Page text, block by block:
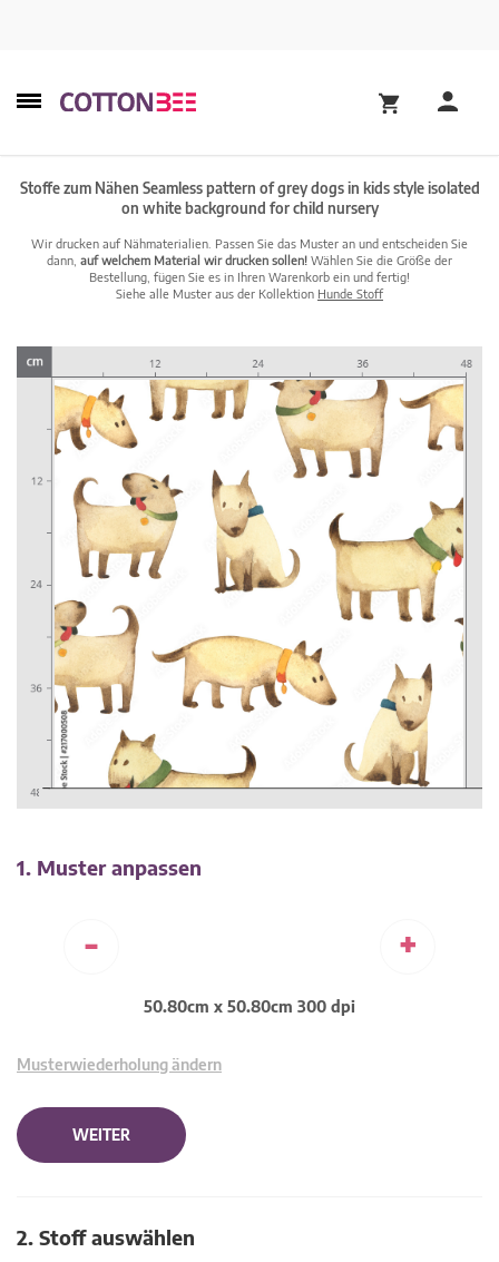
Stoffe zum Nähen Seamless pattern of grey dogs in kids style isolated
on white background for child nursery
Wir drucken auf Nähmaterialien. Passen Sie das Muster an und entscheiden Sie
dann, auf welchem Material wir drucken sollen! Wählen Sie die Größe der
Bestellung, fügen Sie es in Ihren Warenkorb ein und fertig!
Siehe alle Muster aus der Kollektion Hunde Stoff
1. Muster anpassen
- +
50.80cm x 50.80cm 300 dpi
Musterwiederholung ändern
WEITER
2. Stoff auswählen